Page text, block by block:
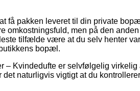
få pakken leveret til din private
omkostningsfuld, men på den
tilfælde være at du selv henter
bopæl.
– Kvindedufte er selvfølgelig virkelig
naturligvis vigtigt at du